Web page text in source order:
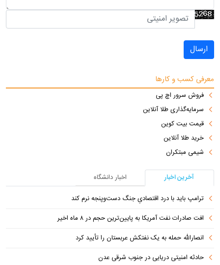
ارسال
معرفی کسب و کارها
فروش سرور اچ پی
سرمایه‌گذاری طلا آنلاین
قیمت بیت کوین
خرید طلا آنلاین
شیمی مبتکران
آخرین اخبار
اخبار دانشگاه
ترامپ باید با درد اقتصادیِ جنگ دست‌و‌پنجه نرم کند
افت صادرات نفت آمریکا به پایین‌ترین حجم در ۸ ماه اخیر
انصارالله حمله به یک نفتکش عربستان را تأیید کرد
حادثه امنیتی دریایی در جنوب شرقی عدن